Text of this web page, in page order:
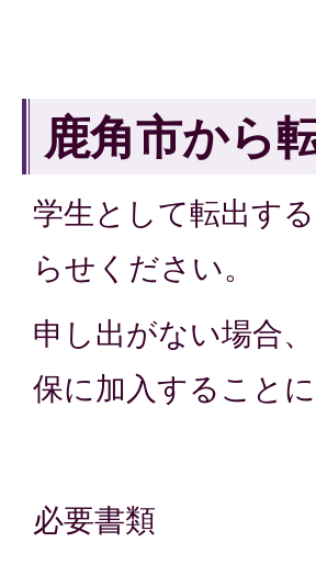
鹿角市から
学生として転出す
らせください。
申し出がない場合
保に加入することに
必要書類